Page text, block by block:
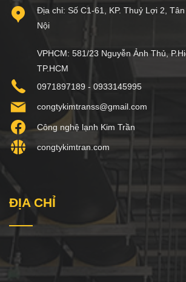
Địa chỉ: Số C1-61, KP. Thuỷ Lợi 2,
Nội
VPHCM: 581/23 Nguyễn Ảnh Thủ,
TP.HCM
0971897189 - 0933145995
congtykimtranss@gmail.com
Công nghệ lạnh Kim Trần
congtykimtran.com
ĐỊA CHỈ